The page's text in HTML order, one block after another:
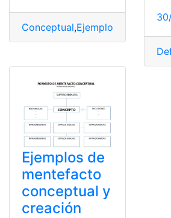
Conceptual,Ejemplos
Ejemplos de
mentefacto
conceptual y
creación